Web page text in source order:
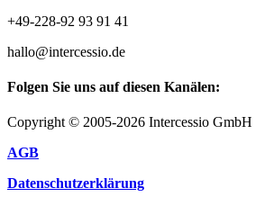
+49-228-92 93 91 41
hallo@intercessio.de
Folgen Sie uns auf diesen Kanälen:
Copyright © 2005-2026 Intercessio GmbH
AGB
Datenschutzerklärung